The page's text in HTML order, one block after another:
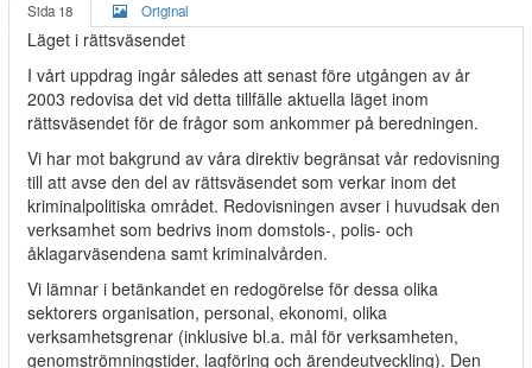
Sida 18 Original
Läget i rättsväsendet
I vårt uppdrag ingår således att senast före utgången av år
2003 redovisa det vid detta tillfälle aktuella läget inom
rättsväsendet för de frågor som ankommer på beredningen.
Vi har mot bakgrund av våra direktiv begränsat vår redovisning
till att avse den del av rättsväsendet som verkar inom det
kriminalpolitiska området. Redovisningen avser i huvudsak den
verksamhet som bedrivs inom domstols-, polis- och
åklagarväsendena samt kriminalvården.
Vi lämnar i betänkandet en redogörelse för dessa olika
sektorers organisation, personal, ekonomi, olika
verksamhetsgrenar (inklusive bl.a. mål för verksamheten,
genomströmningstider, lagföring och ärendeutveckling). Den